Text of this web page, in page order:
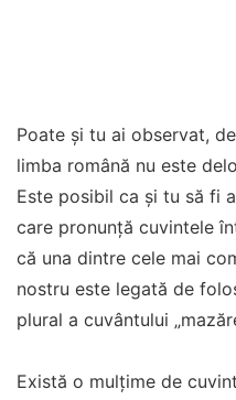
Poate și tu ai observat,
limba română nu este
Este posibil ca și tu să fi
care pronunță cuvintele
că una dintre cele mai
nostru este legată de
plural a cuvântului
Există o mulțime de